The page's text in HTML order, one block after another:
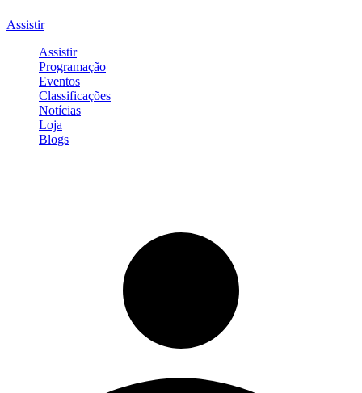
Assistir
Assistir
Programação
Eventos
Classificações
Notícias
Loja
Blogs